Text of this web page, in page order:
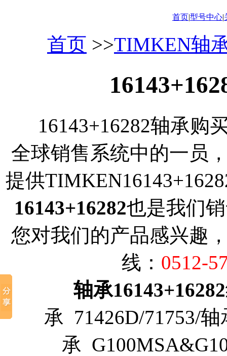
首页|型号中心|
首页 >>TIMKEN轴
16143+16282轴承购
全球销售系统中的一员
提供
16143+16282也是我们
您对我们的产品感兴趣
线： 0512-
轴承16143+16282
承 71426D/71753/
承